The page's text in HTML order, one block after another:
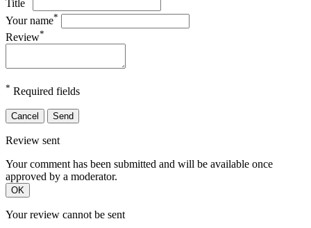
Title
Your name*
Review*
* Required fields
Cancel Send
Review sent
Your comment has been submitted and will be available once
approved by a moderator.
OK
Your review cannot be sent